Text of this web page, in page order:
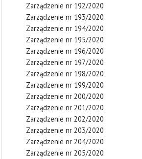
Zarządzenie nr 192/2020
Zarządzenie nr 193/2020
Zarządzenie nr 194/2020
Zarządzenie nr 195/2020
Zarządzenie nr 196/2020
Zarządzenie nr 197/2020
Zarządzenie nr 198/2020
Zarządzenie nr 199/2020
Zarządzenie nr 200/2020
Zarządzenie nr 201/2020
Zarządzenie nr 202/2020
Zarządzenie nr 203/2020
Zarządzenie nr 204/2020
Zarządzenie nr 205/2020